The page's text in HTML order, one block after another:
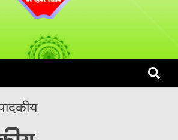
News Portal